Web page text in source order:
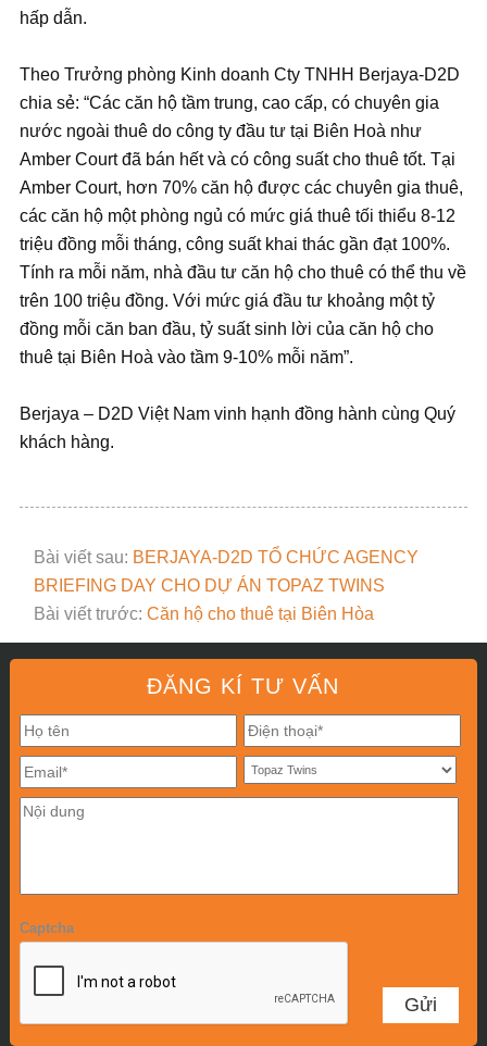
hấp dẫn.
Theo Trưởng phòng Kinh doanh Cty TNHH Berjaya-D2D
chia sẻ: “Các căn hộ tầm trung, cao cấp, có chuyên gia
nước ngoài thuê do công ty đầu tư tại Biên Hoà như
Amber Court đã bán hết và có công suất cho thuê tốt. Tại
Amber Court, hơn 70% căn hộ được các chuyên gia thuê,
các căn hộ một phòng ngủ có mức giá thuê tối thiểu 8-12
triệu đồng mỗi tháng, công suất khai thác gần đạt 100%.
Tính ra mỗi năm, nhà đầu tư căn hộ cho thuê có thể thu về
trên 100 triệu đồng. Với mức giá đầu tư khoảng một tỷ
đồng mỗi căn ban đầu, tỷ suất sinh lời của căn hộ cho
thuê tại Biên Hoà vào tầm 9-10% mỗi năm”.
Berjaya – D2D Việt Nam vinh hạnh đồng hành cùng Quý
khách hàng.
Bài viết sau: BERJAYA-D2D TỔ CHỨC AGENCY
BRIEFING DAY CHO DỰ ÁN TOPAZ TWINS
Bài viết trước: Căn hộ cho thuê tại Biên Hòa
ĐĂNG KÍ TƯ VẤN
Captcha